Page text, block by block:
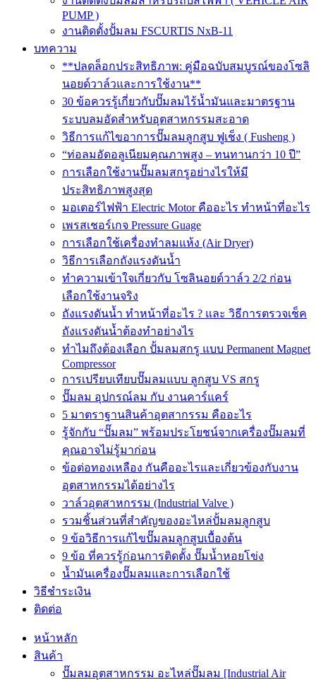
PUMP )
งานติดตั้งปั้มลม FSCURTIS NxB-11
บทความ
**ปลดล็อกประสิทธิภาพ: คู่มือฉบับสมบูรณ์ของโซลิ
นอยด์วาล์วและการใช้งาน**
30 ข้อควรรู้เกี่ยวกับปั๊มลมไร้น้ำมันและมาตรฐาน
ระบบลมอัดสำหรับอุตสาหกรรมสะอาด
วิธีการแก้ไขอาการปั๊มลมลูกสูบ ฟูเช็ง ( Fusheng )
“ท่อลมอัดอลูเนียมคุณภาพสูง – ทนทานกว่า 10 ปี”
การเลือกใช้งานปั๊มลมสกรูอย่างไรให้มี
ประสิทธิภาพสูงสุด
มอเตอร์ไฟฟ้า Electric Motor คืออะไร ทำหน้าที่อะไร
เพรสเชอร์เกจ Pressure Guage
การเลือกใช้เครื่องทำลมแห้ง (Air Dryer)
วิธีการเลือกถังแรงดันน้ำ
ทำความเข้าใจเกี่ยวกับ โซลินอยด์วาล์ว 2/2 ก่อน
เลือกใช้งานจริง
ถังแรงดันน้ำ ทำหน้าที่อะไร ? และ วิธีการตรวจเช็ค
ถังแรงดันน้ำต้องทำอย่างไร
ทำไมถึงต้องเลือก ปั้มลมสกรู แบบ Permanent Magnet
Compressor
การเปรียบเทียบปั๊มลมแบบ ลูกสูบ VS สกรู
ปั๊มลม อุปกรณ์ลม กับ งานคาร์แคร์
5 มาตราฐานสินค้าอุตสากรรม คืออะไร
รู้จักกับ “ปั๊มลม” พร้อมประโยชน์จากเครื่องปั๊มลมที่
คุณอาจไม่รู้มาก่อน
ข้อต่อทองเหลือง กันคืออะไรและเกี่ยวข้องกับงาน
อุตสาหกรรมได้อย่างไร
วาล์วอุตสาหกรรม (Industrial Valve )
รวมชิ้นส่วนที่สำคัญของอะไหล่ปั้มลมลูกสูบ
9 ข้อวิธีการแก้ไขปั๊มลมลูกสูบเบื้องต้น
9 ข้อ ที่ควรรู้ก่อนการติดตั้ง ปั๊มน้ำหอยโข่ง
น้ำมันเครื่องปั๊มลมและการเลือกใช้
วิธีชำระเงิน
ติดต่อ
หน้าหลัก
สินค้า
ปั๊มลมอุตสาหกรรม อะไหล่ปั๊มลม [Industrial Air